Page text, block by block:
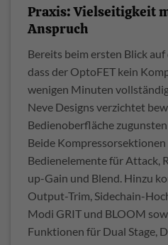
Praxis: Vielseitigkeit
Anspruch
Bereits beim ersten Blick
dass der OptoFET kein
wenigen Minuten
Neve Designs verzichtet
Bedienoberfläche
Beide
Bedienelemente für Attack,
up-Gain und Blend. Hinzu
Output-Trim, Sidechain-
Modi GRIT und BLOOM
Funktionen für Dual Stage,